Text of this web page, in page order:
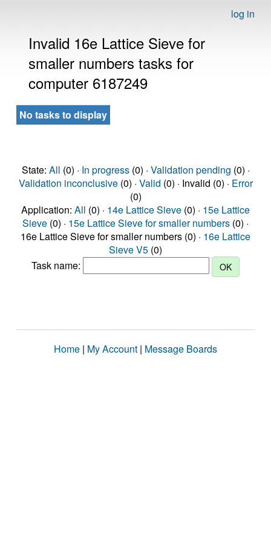
log in
Invalid 16e Lattice Sieve for
smaller numbers tasks for
computer 6187249
No tasks to display
State: All (0) · In progress(0) · Validation pending (0) ·
Validation inconclusive(0) · Valid (0) · Invalid (0) · Error
(0)
Application: All (0) · 14e Lattice Sieve (0) · 15e Lattice
Sieve (0) · 15e Lattice Sieve for smaller numbers (0) ·
16e Lattice Sieve for smaller numbers (0) · 16e Lattice
Sieve V5 (0)
Task name:
Home | My Account | Message Boards